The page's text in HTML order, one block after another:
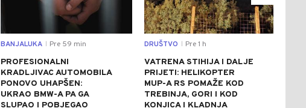
BANJALUKA Pre 59 min
PROFESIONALNI
KRADLJIVAC AUTOMOBILA
PONOVO UHAPŠEN:
UKRAO BMW-A PA GA
SLUPAO I POBJEGAO
DRUŠTVO Pre 1 h
VATRENA STIHIJA I DALJE
PRIJETI: HELIKOPTER
MUP-A RS POMAŽE KOD
TREBINJA, GORI I KOD
KONJICA I KLADNJA